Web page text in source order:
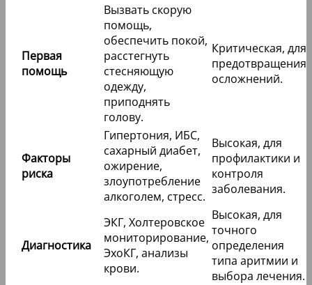
Первая
помощь
Вызвать скорую
помощь,
обеспечить покой,
расстегнуть
стесняющую
одежду,
приподнять
голову.
Критическая, для
предотвращения
осложнений.
Факторы
риска
Гипертония, ИБС,
сахарный диабет,
ожирение,
злоупотребление
алкоголем, стресс.
Высокая, для
профилактики и
контроля
заболевания.
Диагностика
ЭКГ, Холтеровское
мониторирование,
ЭхоКГ, анализы
крови.
Высокая, для
точного
определения
типа аритмии и
выбора лечения.